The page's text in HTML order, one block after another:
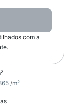
com a
/m²